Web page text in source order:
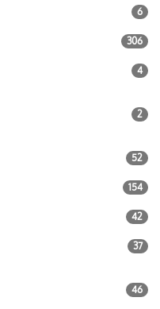
6
306
4
2
52
154
42
37
46